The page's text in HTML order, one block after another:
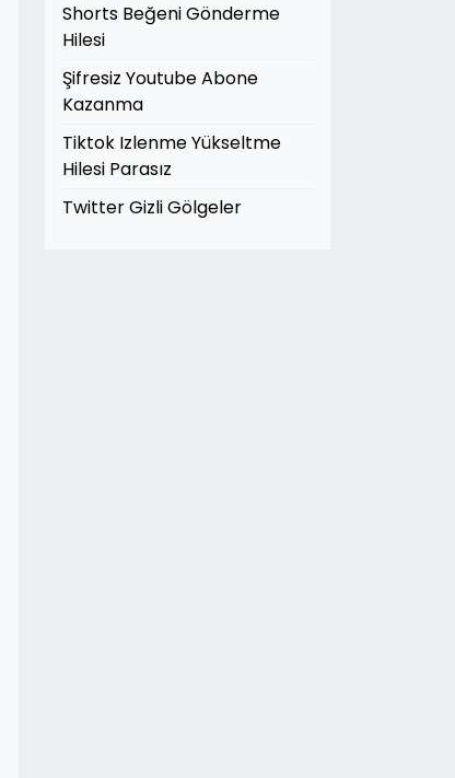
Shorts Beğeni Gönderme
Hilesi
Şifresiz Youtube Abone
Kazanma
Tiktok Izlenme Yükseltme
Hilesi Parasız
Twitter Gizli Gölgeler